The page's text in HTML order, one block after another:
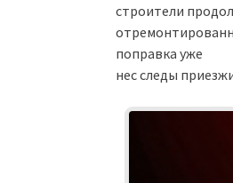
строители
поправка уже
нес следы